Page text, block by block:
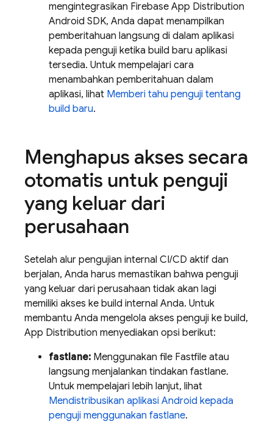
mengintegrasikan Firebase App Distribution
Android SDK, Anda dapat menampilkan
pemberitahuan langsung di dalam aplikasi
kepada penguji ketika build baru aplikasi
tersedia. Untuk mempelajari cara
menambahkan pemberitahuan dalam
aplikasi, lihat Memberi tahu penguji tentang
build baru.
Menghapus akses secara
otomatis untuk penguji
yang keluar dari
perusahaan
Setelah alur pengujian internal CI/CD aktif dan
berjalan, Anda harus memastikan bahwa penguji
yang keluar dari perusahaan tidak akan lagi
memiliki akses ke build internal Anda. Untuk
membantu Anda mengelola akses penguji ke build,
App Distribution menyediakan opsi berikut:
fastlane: Menggunakan file Fastfile atau
langsung menjalankan tindakan fastlane.
Untuk mempelajari lebih lanjut, lihat
Mendistribusikan aplikasi Android kepada
penguji menggunakan fastlane.